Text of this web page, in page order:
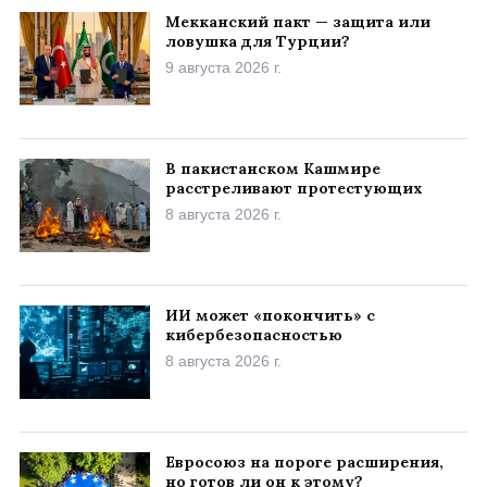
Мекканский пакт — защита или
ловушка для Турции?
9 августа 2026 г.
В пакистанском Кашмире
расстреливают протестующих
8 августа 2026 г.
ИИ может «покончить» с
кибербезопасностью
8 августа 2026 г.
Евросоюз на пороге расширения,
но готов ли он к этому?